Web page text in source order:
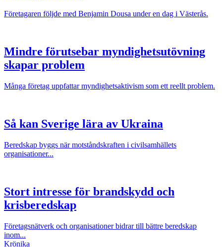
Företagaren följde med Benjamin Dousa under en dag i Västerås.
Mindre förutsebar myndighetsutövning
skapar problem
Många företag uppfattar myndighetsaktivism som ett reellt problem.
Så kan Sverige lära av Ukraina
Beredskap byggs när motståndskraften i civilsamhällets
organisationer...
Stort intresse för brandskydd och
krisberedskap
Företagsnätverk och organisationer bidrar till bättre beredskap
inom...
Krönika